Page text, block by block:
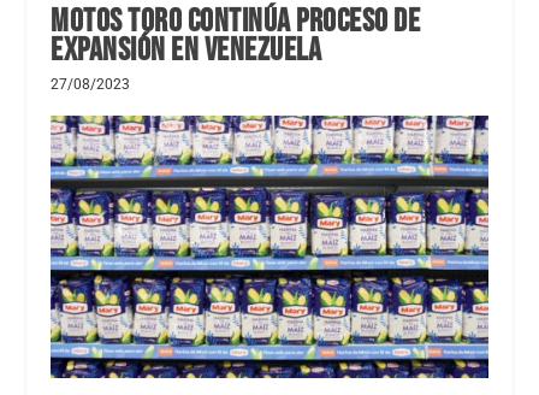
Motos Toro continúa proceso de
expansión en Venezuela
27/08/2023